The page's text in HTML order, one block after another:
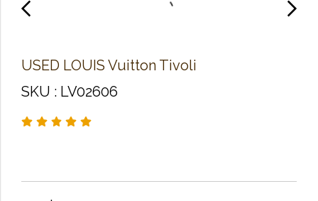
U​S​E​D L​O​U​IS Vuitton Tivoli
SKU : LV02606